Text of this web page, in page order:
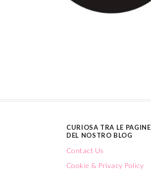
CURIOSA TRA LE PAGINE
DEL NOSTRO BLOG
Contact Us
Cookie & Privacy Policy